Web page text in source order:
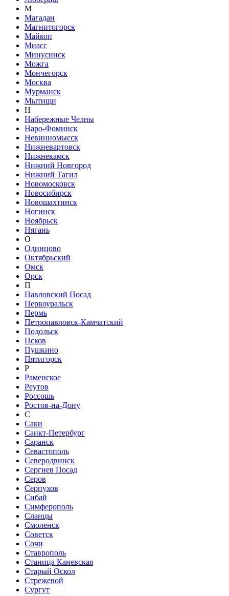
М
Магадан
Магнитогорск
Майкоп
Миасс
Минусинск
Можга
Мончегорск
Москва
Мурманск
Мытищи
Н
Набережные Челны
Наро-Фоминск
Невинномысск
Нижневартовск
Нижнекамск
Нижний Новгород
Нижний Тагил
Новомосковск
Новосибирск
Новошахтинск
Ногинск
Ноябрьск
Нягань
О
Одинцово
Октябрьский
Омск
Орск
П
Павловский Посад
Первоуральск
Пермь
Петропавловск-Камчатский
Подольск
Псков
Пушкино
Пятигорск
Р
Раменское
Реутов
Россошь
Ростов-на-Дону
С
Саки
Санкт-Петербург
Саранск
Севастополь
Северодвинск
Сергиев Посад
Серов
Серпухов
Сибай
Симферополь
Сланцы
Смоленск
Советск
Сочи
Ставрополь
Станица Каневская
Старый Оскол
Стрежевой
Сургут